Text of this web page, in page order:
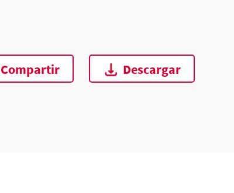
Compartir Descargar